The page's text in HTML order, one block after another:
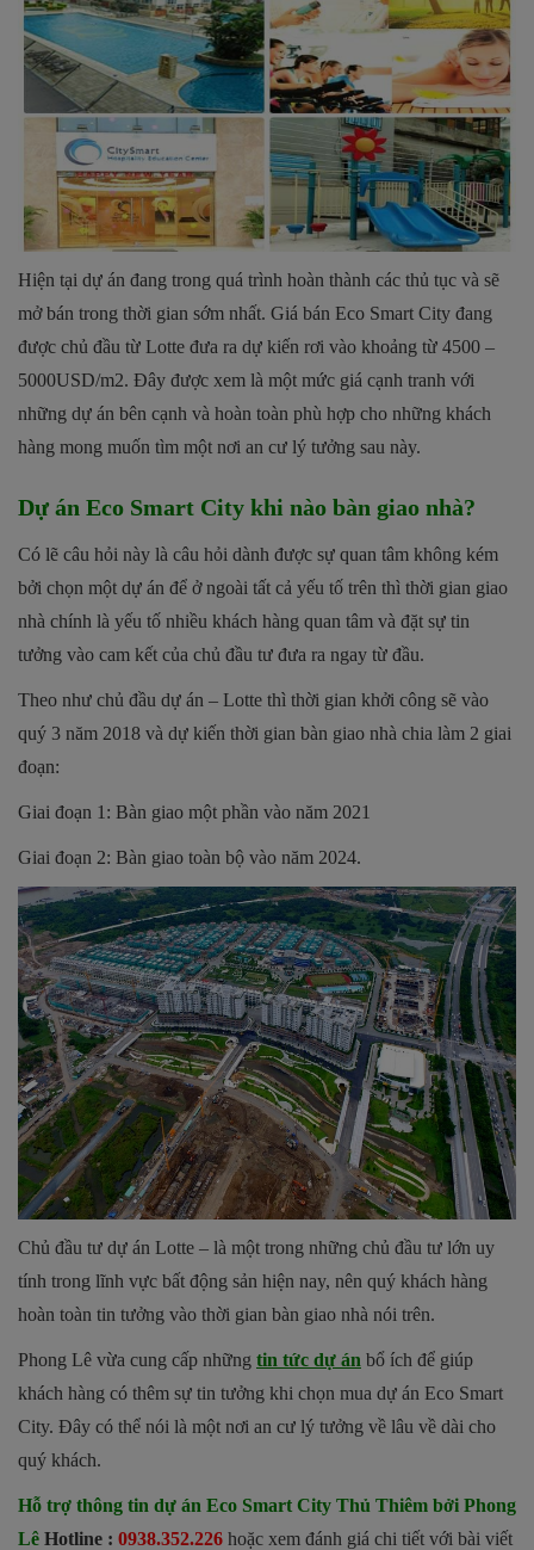
Hiện tại dự án đang trong quá trình hoàn thành các thủ tục và sẽ
mở bán trong thời gian sớm nhất. Giá bán Eco Smart City đang
được chủ đầu từ Lotte đưa ra dự kiến rơi vào khoảng từ 4500 –
5000USD/m2. Đây được xem là một mức giá cạnh tranh với
những dự án bên cạnh và hoàn toàn phù hợp cho những khách
hàng mong muốn tìm một nơi an cư lý tưởng sau này.
Dự án Eco Smart City khi nào bàn giao nhà?
Có lẽ câu hỏi này là câu hỏi dành được sự quan tâm không kém
bởi chọn một dự án để ở ngoài tất cả yếu tố trên thì thời gian giao
nhà chính là yếu tố nhiều khách hàng quan tâm và đặt sự tin
tưởng vào cam kết của chủ đầu tư đưa ra ngay từ đầu.
Theo như chủ đầu dự án – Lotte thì thời gian khởi công sẽ vào
quý 3 năm 2018 và dự kiến thời gian bàn giao nhà chia làm 2 giai
đoạn:
Giai đoạn 1: Bàn giao một phần vào năm 2021
Giai đoạn 2: Bàn giao toàn bộ vào năm 2024.
Chủ đầu tư dự án Lotte – là một trong những chủ đầu tư lớn uy
tính trong lĩnh vực bất động sản hiện nay, nên quý khách hàng
hoàn toàn tin tưởng vào thời gian bàn giao nhà nói trên.
Phong Lê vừa cung cấp những tin tức dự án bổ ích để giúp
khách hàng có thêm sự tin tưởng khi chọn mua dự án Eco Smart
City. Đây có thể nói là một nơi an cư lý tưởng về lâu về dài cho
quý khách.
Hỗ trợ thông tin dự án Eco Smart City Thủ Thiêm bởi Phong
Lê Hotline : 0938.352.226 hoặc xem đánh giá chi tiết với bài viết